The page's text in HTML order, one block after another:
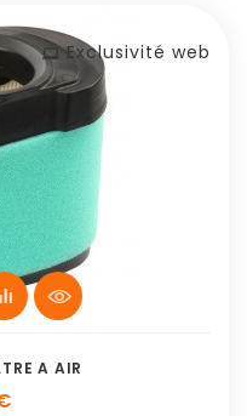
Exclusivité web
A AIR